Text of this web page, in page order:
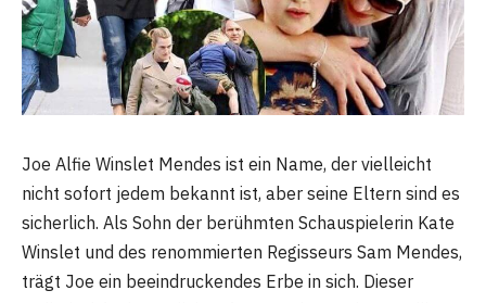
Joe Alfie Winslet Mendes ist ein Name, der vielleicht
nicht sofort jedem bekannt ist, aber seine Eltern sind es
sicherlich. Als Sohn der berühmten Schauspielerin Kate
Winslet und des renommierten Regisseurs Sam Mendes,
trägt Joe ein beeindruckendes Erbe in sich. Dieser